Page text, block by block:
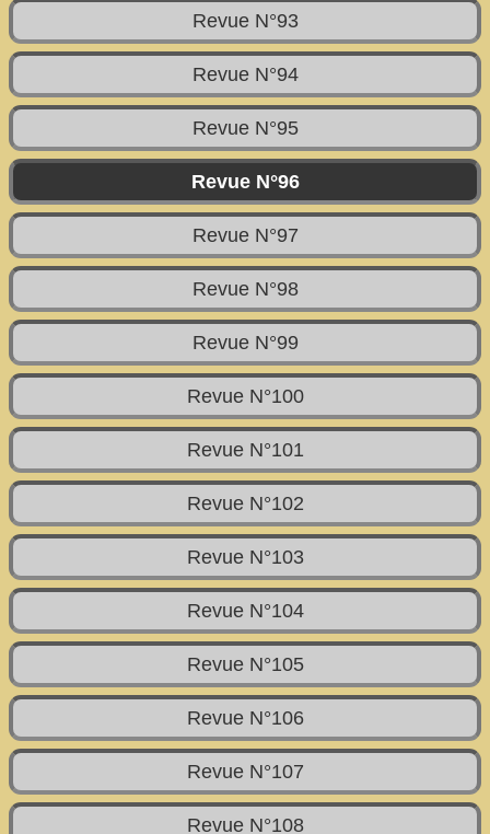
Revue N°93
Revue N°94
Revue N°95
Revue N°96
Revue N°97
Revue N°98
Revue N°99
Revue N°100
Revue N°101
Revue N°102
Revue N°103
Revue N°104
Revue N°105
Revue N°106
Revue N°107
Revue N°108